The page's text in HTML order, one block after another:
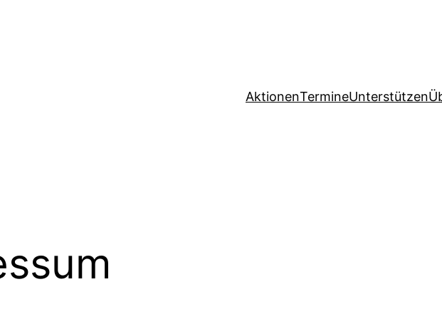
AktionenTermineUnterstützen